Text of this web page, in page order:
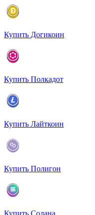
Купить Догикоин
Купить Полкадот
Купить Лайткоин
Купить Полигон
Купить Солана